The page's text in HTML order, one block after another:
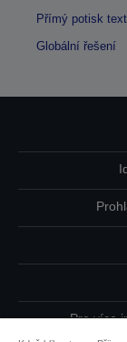
Přímý potisk
Globální řešení
Pro více